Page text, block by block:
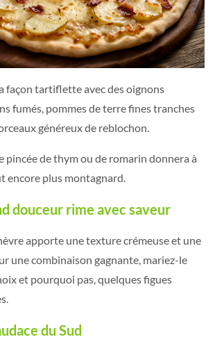
façon tartiflette avec des oignons
fumés, pommes de terre fines tranches
généreux de reblochon.
pincée de thym ou de romarin donnera à
encore plus montagnard.
douceur rime avec saveur
apporte une texture crémeuse et une
une combinaison gagnante, mariez-le
et pourquoi pas, quelques figues
du Sud